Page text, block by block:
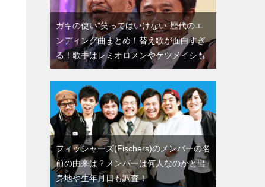
ガキの使い”笑ってはいけない”歴代のエ
ンディング曲まとめ！替え歌が面白すぎ
る！歌手はレミオロメンやケツメイシも
フィッシャーズ(Fischers)のメンバーの名
前の由来は？メンバーは何人なのかと出
身地や生年月日も調査！